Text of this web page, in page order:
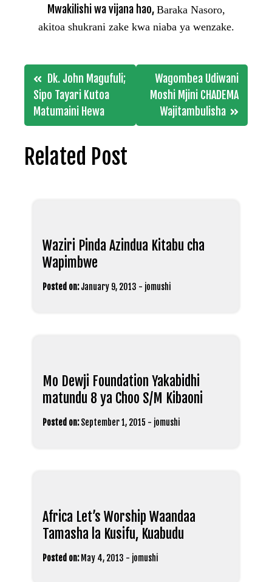
Mwakilishi wa vijana hao, Baraka Nasoro,
akitoa shukrani zake kwa niaba ya wenzake.
Post
navigation
Dk. John Magufuli;
Sipo Tayari Kutoa
Matumaini Hewa
Wagombea Udiwani
Moshi Mjini CHADEMA
Wajitambulisha
Related Post
Waziri Pinda Azindua Kitabu cha
Wapimbwe
Posted on: January 9, 2013 - jomushi
Mo Dewji Foundation Yakabidhi
matundu 8 ya Choo S/M Kibaoni
Posted on: September 1, 2015 - jomushi
Africa Let’s Worship Waandaa
Tamasha la Kusifu, Kuabudu
Posted on: May 4, 2013 - jomushi